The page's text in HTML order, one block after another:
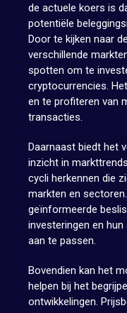
de actuele koers is
potentiële
Door te kijken naar
verschillende
spotten om te
cryptocurrencies.
en te profiteren van
transacties.
Daarnaast biedt het
inzicht in
cycli herkennen die
markten en
geïnformeerde
investeringen en
aan te passen.
Bovendien kan het
helpen bij het
ontwikkelingen.